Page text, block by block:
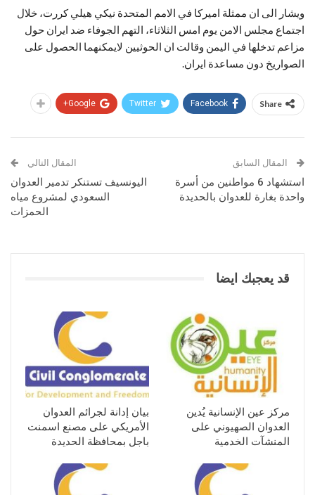
ويشار الى ان ممثلة اميركا في الامم المتحدة نيكي هيلي كررت، خلال
اجتماع مجلس الامن يوم امس الثلاثاء، التهم الجوفاء ضد ايران حول
مزاعم تدخلها في اليمن وقالت ان الحوثيين لايمكنهما الحصول على
الصواريخ دون مساعدة ايران.
Share
Facebook
Twitter
Google+
المقال السابق
استشهاد 6 مواطنين من أسرة
واحدة بغارة للعدوان بالحديدة
المقال التالي
اليونسيف تستنكر تدمير العدوان
السعودي لمشروع مياه
الحمزات
قد يعجبك ايضا
مركز عين الإنسانية يُدين
العدوان الصهيوني على
المنشآت الخدمية
بيان إدانة لجرائم العدوان
الأمريكي على مصنع اسمنت
باجل بمحافظة الحديدة